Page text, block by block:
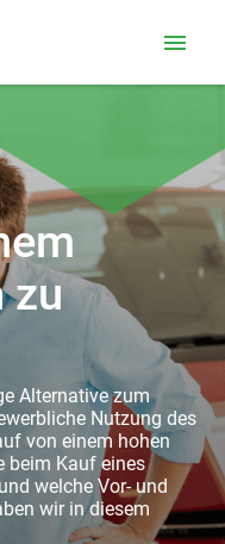
menu
zu
Alternative zum
Nutzung des
von einem hohen
beim Kauf eines
welche Vor- und
wir in diesem